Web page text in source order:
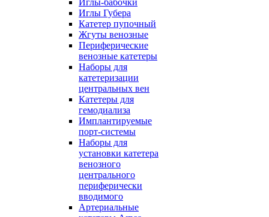
Иглы-бабочки
Иглы Губера
Катетер пупочный
Жгуты венозные
Периферические
венозные катетеры
Наборы для
катетеризации
центральных вен
Катетеры для
гемодиализа
Имплантируемые
порт‑системы
Наборы для
установки катетера
венозного
центрального
периферически
вводимого
Артериальные